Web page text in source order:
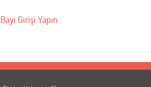
Bayi Girişi Yapın